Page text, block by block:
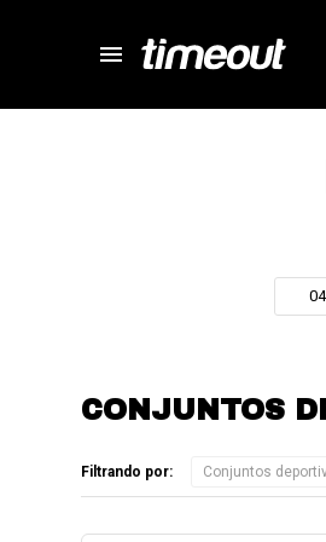
menu
04
CONJUNTOS
Filtrando por: Conjuntos
close
store
local_shipping